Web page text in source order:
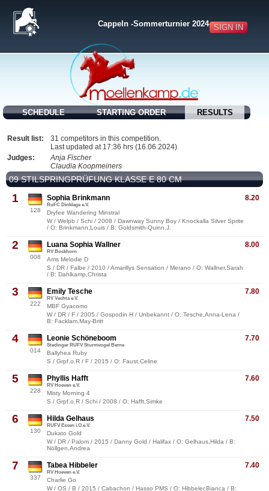
SIGN IN
Cappeln -Sommerturnier 2024-
SCHEDULE STARTING ORDER RESULTS
Result list:
31 competitors in this competition.
Last updated at 17:36 hrs (16.06.2024)
Judges:
Anja Fischer
Claudia Koopmeiners
09 STILSPRINGPRÜFUNG KLASSE E 80 CM
1
128
8.20
Sophia Brinkmann
RuFC Dinklage e.V.
Dryfee Wandering Minstral
W / Welpb / Schi / 2008 / Dawnway Sunny Boy / Knockalla Silver Sprite
/ O: Brinkmann,Louis / B: Goldsmith-Quinn,J.
2
008
8.00
Luana Sophia Wallner
RV Bockhorn
Ams Melodie D
S / DR / Falbe / 2010 / Amarillys Sensation / Merano / O: Wallner,Sarah
/ B: Dahlkamp,Christa
3
222
7.80
Emily Tesche
RV Vechta e.V.
MBF Gyacomo
W / DR / F / 2005 / Gospodin H / Unbekannt / O: Tesche,Anna-Lena /
B: Facklam,May-Britt
4
014
7.70
Leonie Schöneboom
Stedinger RUFV Sturmvogel Berne
Ballyhea Ruby
S / Grpf.o.R / F / 2015 / O: Faust,Celine
5
228
7.60
Phyllis Hafft
RV Hoeven e.V.
Misty Morning 4
S / Grpf.o.R / Schi / 2008 / O: Hafft,Simke
6
130
7.50
Hilda Gelhaus
RUFV Essen i.O.e.V.
Dukato Gold
W / DR / Palom / 2015 / Danny Gold / Halifax / O: Gelhaus,Hilda / B:
Nöllgen,Andrea
7
337
7.40
Tabea Hibbeler
RV Hoeven e.V.
Charlie Go
W / OS / B / 2015 / Cabachon / Hasso PMS / O: Hibbeler,Bianca / B: